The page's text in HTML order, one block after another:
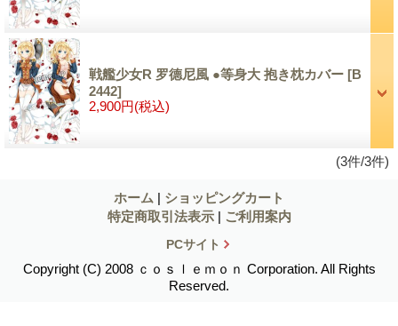
戦艦少女R 罗德尼風 ●等身大 抱き枕カバー [B
2442]
2,900円(税込)
(3件/3件)
ホーム | ショッピングカート
特定商取引法表示 | ご利用案内
PCサイト
Copyright (C) 2008 ｃｏｓｌｅｍｏｎ Corporation. All Rights
Reserved.